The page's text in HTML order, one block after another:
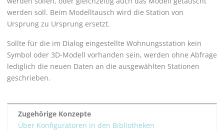
werden soll. Beim Modelltausch wird die Station von
Ursprung zu Ursprung ersetzt.
Sollte für die im Dialog eingestellte Wohnungsstation kein
Symbol oder 3D-Modell vorhanden sein, werden ohne Abfrage
lediglich die neuen Daten an die ausgewählten Stationen
geschrieben.
Zugehörige Konzepte
Über Konfiguratoren in den Bibliotheken